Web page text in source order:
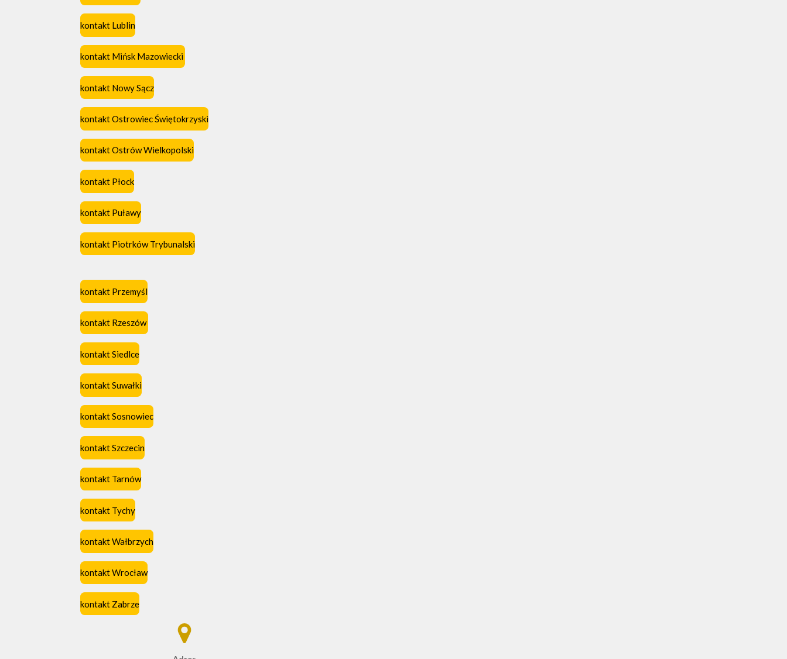
kontakt Lublin
kontakt Mińsk Mazowiecki
kontakt Nowy Sącz
kontakt Ostrowiec Świętokrzyski
kontakt Ostrów Wielkopolski
kontakt Płock
kontakt Puławy
kontakt Piotrków Trybunalski
kontakt Przemyśl
kontakt Rzeszów
kontakt Siedlce
kontakt Suwałki
kontakt Sosnowiec
kontakt Szczecin
kontakt Tarnów
kontakt Tychy
kontakt Wałbrzych
kontakt Wrocław
kontakt Zabrze